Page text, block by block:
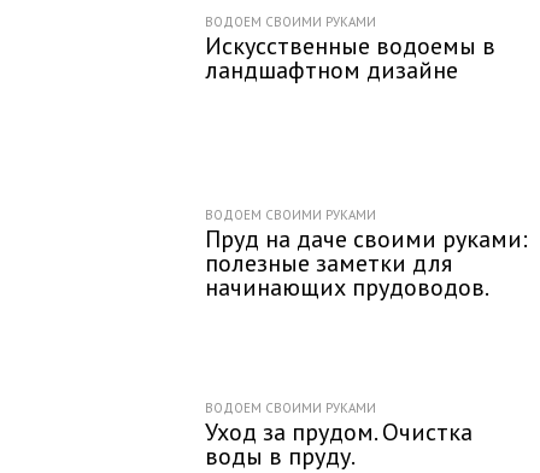
ВОДОЕМ СВОИМИ РУКАМИ
Искусственные водоемы в
ландшафтном дизайне
ВОДОЕМ СВОИМИ РУКАМИ
Пруд на даче своими руками:
полезные заметки для
начинающих прудоводов.
ВОДОЕМ СВОИМИ РУКАМИ
Уход за прудом. Очистка
воды в пруду.